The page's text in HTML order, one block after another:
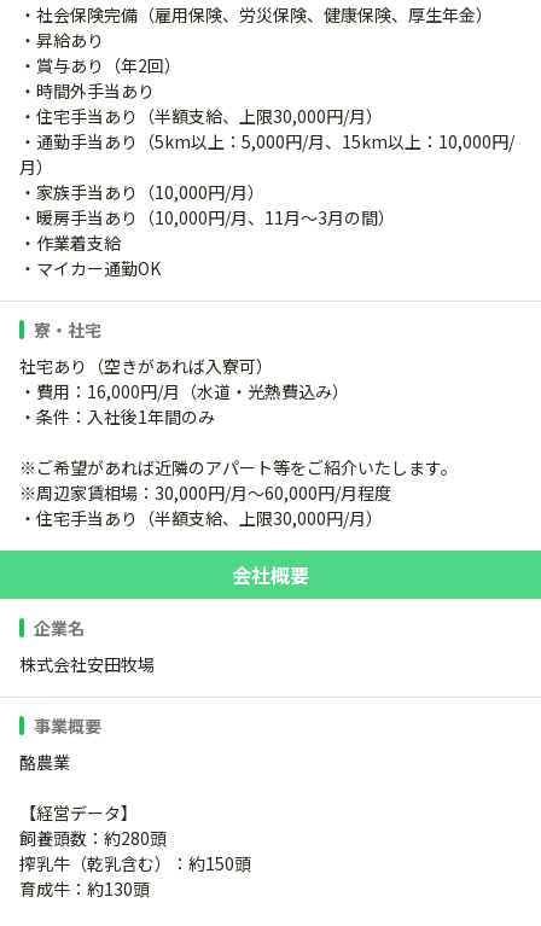
・社会保険完備（雇用保険、労災保険、健康保険、厚生年金）
・昇給あり
・賞与あり（年2回）
・時間外手当あり
・住宅手当あり（半額支給、上限30,000円/月）
・通勤手当あり（5km以上：5,000円/月、15km以上：10,000円/
月）
・家族手当あり（10,000円/月）
・暖房手当あり（10,000円/月、11月～3月の間）
・作業着支給
・マイカー通勤OK
寮・社宅
社宅あり（空きがあれば入寮可）
・費用：16,000円/月（水道・光熱費込み）
・条件：入社後1年間のみ
※ご希望があれば近隣のアパート等をご紹介いたします。
※周辺家賃相場：30,000円/月～60,000円/月程度
・住宅手当あり（半額支給、上限30,000円/月）
会社概要
企業名
株式会社安田牧場
事業概要
酪農業
【経営データ】
飼養頭数：約280頭
搾乳牛（乾乳含む）：約150頭
育成牛：約130頭